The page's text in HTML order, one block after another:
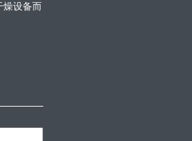
燥设备而